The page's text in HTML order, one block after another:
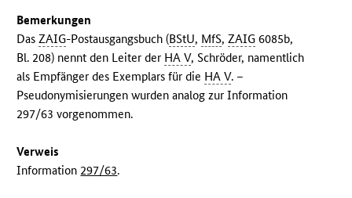
Bemerkungen
DasZAIG-Postausgangsbuch (BStU, MfS,ZAIG 6085b,
Bl. 208) nennt den Leiter der HA V, Schröder, namentlich
als Empfänger des Exemplars für die HA V. –
Pseudonymisierungen wurden analog zur Information
297/63 vorgenommen.
Verweis
Information 297/63.